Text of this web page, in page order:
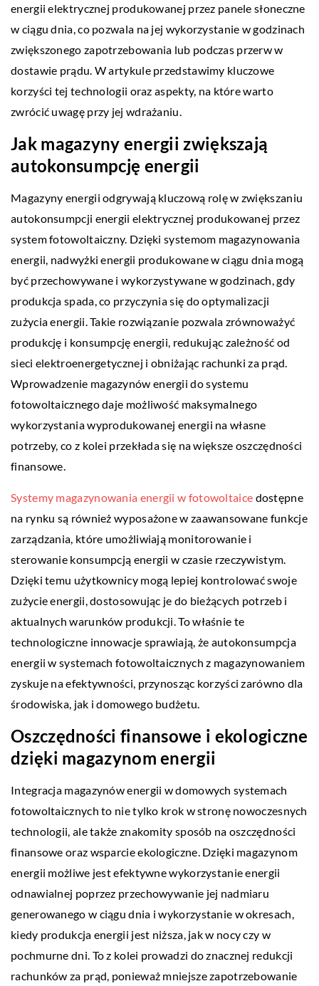
energii elektrycznej produkowanej przez panele słoneczne
w ciągu dnia, co pozwala na jej wykorzystanie w godzinach
zwiększonego zapotrzebowania lub podczas przerw w
dostawie prądu. W artykule przedstawimy kluczowe
korzyści tej technologii oraz aspekty, na które warto
zwrócić uwagę przy jej wdrażaniu.
Jak magazyny energii zwiększają
autokonsumpcję energii
Magazyny energii odgrywają kluczową rolę w zwiększaniu
autokonsumpcji energii elektrycznej produkowanej przez
system fotowoltaiczny. Dzięki systemom magazynowania
energii, nadwyżki energii produkowane w ciągu dnia mogą
być przechowywane i wykorzystywane w godzinach, gdy
produkcja spada, co przyczynia się do optymalizacji
zużycia energii. Takie rozwiązanie pozwala zrównoważyć
produkcję i konsumpcję energii, redukując zależność od
sieci elektroenergetycznej i obniżając rachunki za prąd.
Wprowadzenie magazynów energii do systemu
fotowoltaicznego daje możliwość maksymalnego
wykorzystania wyprodukowanej energii na własne
potrzeby, co z kolei przekłada się na większe oszczędności
finansowe.
Systemy magazynowania energii w fotowoltaice dostępne
na rynku są również wyposażone w zaawansowane funkcje
zarządzania, które umożliwiają monitorowanie i
sterowanie konsumpcją energii w czasie rzeczywistym.
Dzięki temu użytkownicy mogą lepiej kontrolować swoje
zużycie energii, dostosowując je do bieżących potrzeb i
aktualnych warunków produkcji. To właśnie te
technologiczne innowacje sprawiają, że autokonsumpcja
energii w systemach fotowoltaicznych z magazynowaniem
zyskuje na efektywności, przynosząc korzyści zarówno dla
środowiska, jak i domowego budżetu.
Oszczędności finansowe i ekologiczne
dzięki magazynom energii
Integracja magazynów energii w domowych systemach
fotowoltaicznych to nie tylko krok w stronę nowoczesnych
technologii, ale także znakomity sposób na oszczędności
finansowe oraz wsparcie ekologiczne. Dzięki magazynom
energii możliwe jest efektywne wykorzystanie energii
odnawialnej poprzez przechowywanie jej nadmiaru
generowanego w ciągu dnia i wykorzystanie w okresach,
kiedy produkcja energii jest niższa, jak w nocy czy w
pochmurne dni. To z kolei prowadzi do znacznej redukcji
rachunków za prąd, ponieważ mniejsze zapotrzebowanie